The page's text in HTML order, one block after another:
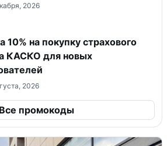
2026
10% на покупку страхового
КАСКО для новых
2026
Все промокоды